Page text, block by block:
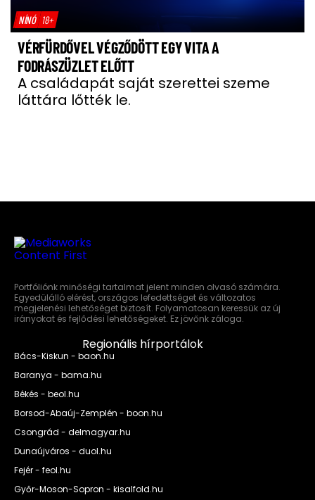
NÍNÓ 18+
VÉRFÜRDŐVEL VÉGZŐDÖTT EGY VITA A
FODRÁSZÜZLET ELŐTT
A családapát saját szerettei szeme
láttára lőtték le.
Portfóliónk minőségi tartalmat jelent minden olvasó számára.
Egyedülálló elérést, országos lefedettséget és változatos
megjelenési lehetőséget biztosít. Folyamatosan keressük az új
irányokat és fejlődési lehetőségeket. Ez jövőnk záloga.
Regionális hírportálok
Bács-Kiskun - baon.hu
Baranya - bama.hu
Békés - beol.hu
Borsod-Abaúj-Zemplén - boon.hu
Csongrád - delmagyar.hu
Dunaújváros - duol.hu
Fejér - feol.hu
Győr-Moson-Sopron - kisalfold.hu